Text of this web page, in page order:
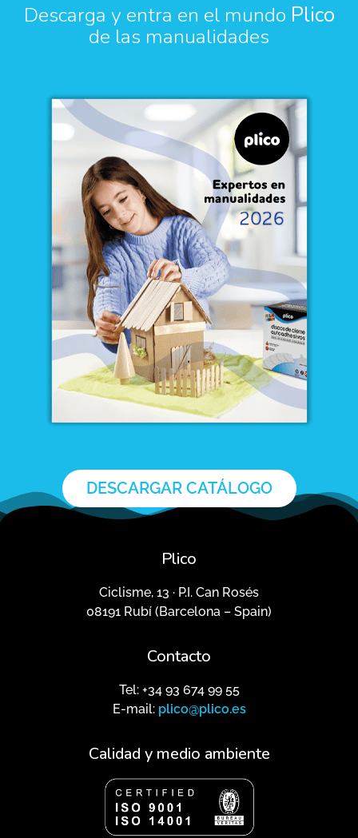
Descarga y entra en el mundo Plico
de las manualidades
DESCARGAR CATÁLOGO
Plico
Ciclisme, 13 · P.I. Can Rosés
08191 Rubí (Barcelona – Spain)
Contacto
Tel: +34 93 674 99 55
E-mail: plico@plico.es
Calidad y medio ambiente